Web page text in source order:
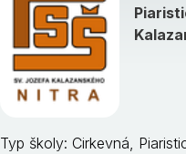
Typ školy: Cirkevná,